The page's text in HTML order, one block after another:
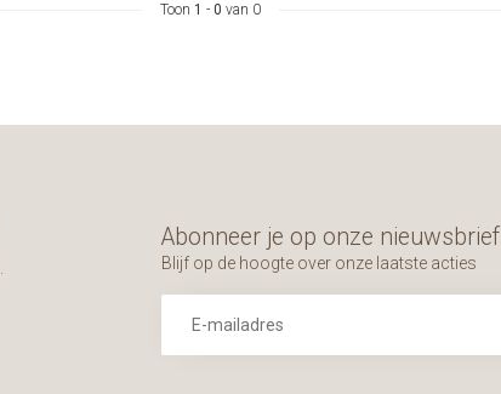
Toon 1 - 0 van 0
Abonneer je op onze nieuwsbrief
Blijf op de hoogte over onze laatste acties